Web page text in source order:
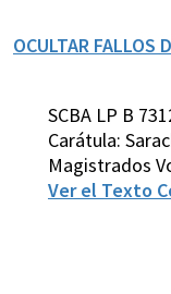
OCULTAR FALLOS
SCBA LP B
Carátula:
Magistrados
Ver el Texto